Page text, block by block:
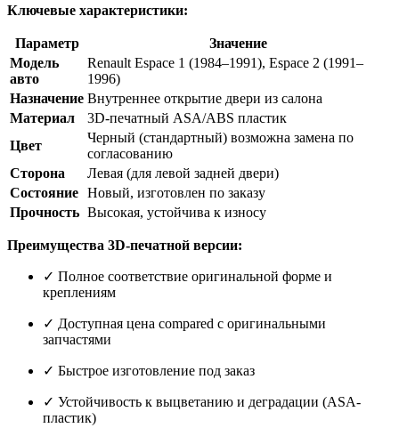
Ключевые характеристики:
Параметр
Значение
Модель
авто
Renault Espace 1 (1984–1991), Espace 2 (1991–
1996)
Назначение Внутреннее открытие двери из салона
Материал
3D-печатный ASA/ABS пластик
Цвет
Черный (стандартный) возможна замена по
согласованию
Сторона
Левая (для левой задней двери)
Состояние Новый, изготовлен по заказу
Прочность Высокая, устойчива к износу
Преимущества 3D-печатной версии:
✓ Полное соответствие оригинальной форме и
креплениям
✓ Доступная цена compared с оригинальными
запчастями
✓ Быстрое изготовление под заказ
✓ Устойчивость к выцветанию и деградации (ASA-
пластик)